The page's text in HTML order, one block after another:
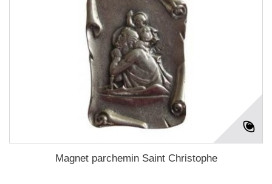
Magnet parchemin Saint Christophe